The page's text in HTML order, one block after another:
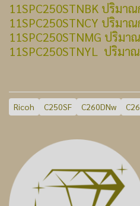
11SPC250STNBK ปริม
11SPC250STNCY ปริม
11SPC250STNMG ปริม
11SPC250STNYL ปริม
Ricoh C250SF C260DNw